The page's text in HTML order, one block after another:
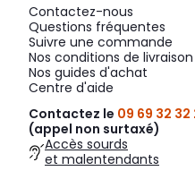
Contactez-nous
Questions fréquentes
Suivre une commande
Nos conditions de livraison
Nos guides d'achat
Centre d'aide
Contactez le 09 69 32 32
(appel non surtaxé)
Accès sourds
et malentendants